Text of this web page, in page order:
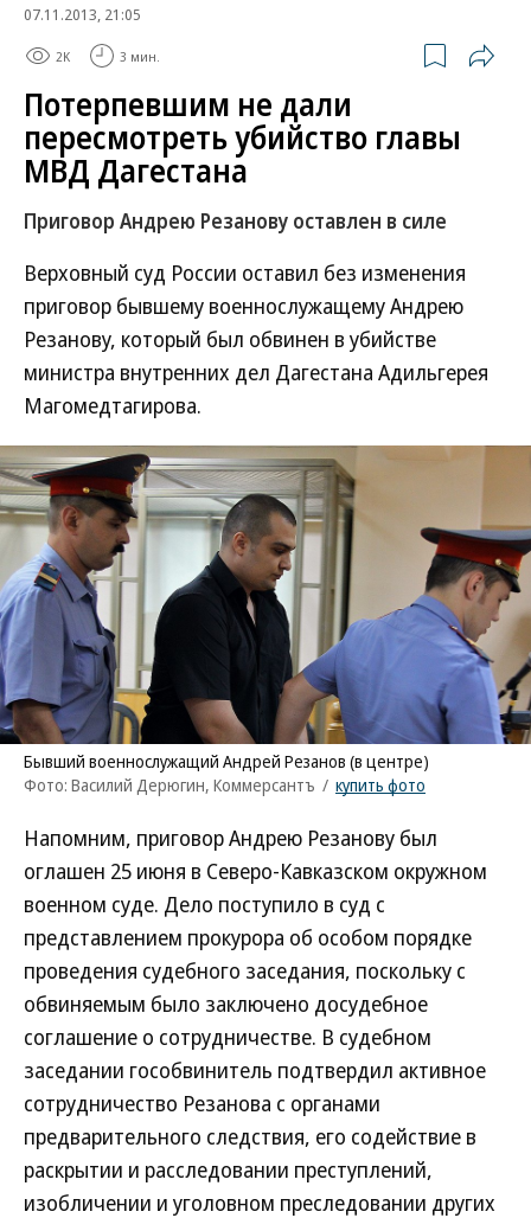
07.11.2013, 21:05
2K 3 мин.
Потерпевшим не дали
пересмотреть убийство главы
МВД Дагестана
Приговор Андрею Резанову оставлен в силе
Верховный суд России оставил без изменения
приговор бывшему военнослужащему Андрею
Резанову, который был обвинен в убийстве
министра внутренних дел Дагестана Адильгерея
Магомедтагирова.
Бывший военнослужащий Андрей Резанов (в центре)
Фото: Василий Дерюгин, Коммерсантъ / купить фото
Напомним, приговор Андрею Резанову был
оглашен 25 июня в Северо-Кавказском окружном
военном суде. Дело поступило в суд с
представлением прокурора об особом порядке
проведения судебного заседания, поскольку с
обвиняемым было заключено досудебное
соглашение о сотрудничестве. В судебном
заседании гособвинитель подтвердил активное
сотрудничество Резанова с органами
предварительного следствия, его содействие в
раскрытии и расследовании преступлений,
изобличении и уголовном преследовании других